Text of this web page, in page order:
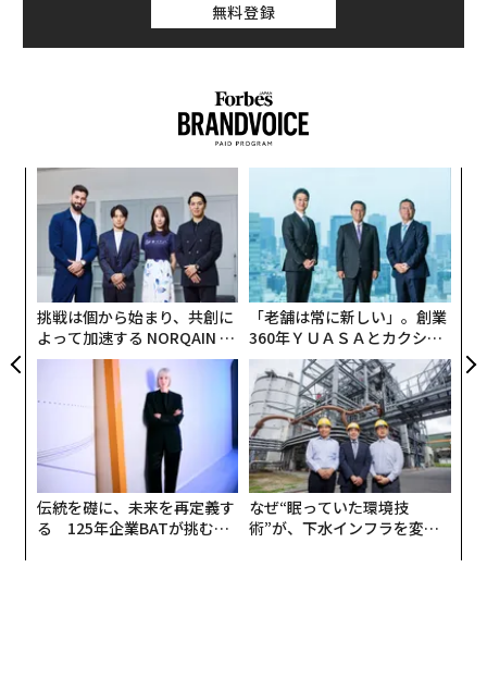
高精度センサーによる心拍計測、日中の活動量や運動の
自動記録など、健康管理に役立つ機能を搭載。睡眠の質
や量、深度などを自動モニタリングし、睡眠による休息
状況を可視化する機能も備える。本体には約4週間分の
データ保存が可能で、計測データの確認や分析結果のチ
ェックなどは専用スマホアプリから行なう仕組みだ。
無料登録
挑戦は個から始まり、共創に
よって加速する NORQAIN JA
PAN 特別座談会
「老舗は常に新しい」。創業
360年ＹＵＡＳＡとカクシン
CEO田尻望が語る、AIを超え
る人の価値
伝統を礎に、未来を再定義す
る 125年企業BATが挑むス
なぜ“眠っていた環境技
術”が、下水インフラを変え